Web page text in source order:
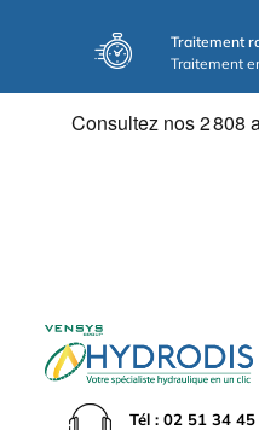
Traitement
Traitement
Tél : 02 51 34 45